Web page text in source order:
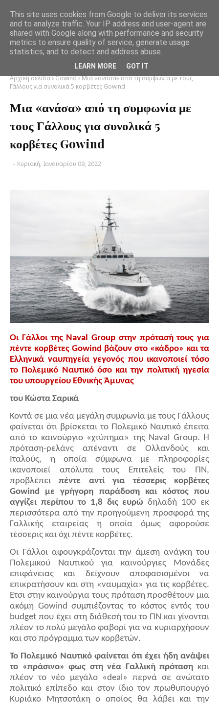
Αρχική σελίδα Gowind Μια «ανάσα» από τη συμφωνία με τους
Γάλλους για συνολικά 5 κορβέτες Gowind
Μια «ανάσα» από τη συμφωνία με
τους Γάλλους για συνολικά 5
κορβέτες Gowind
- Κυριακή, Ιανουαρίου 09, 2022
Οι Γάλλοι της Naval Group στην πρότασή τους για
πέντε κορβέτες Gowind βάζουν στο «κάδρο» και τα
Ελληνικά ναυπηγεία γεγονός που ικανοποιεί τόσο
το Πολεμικό Ναυτικό όσο και την πολιτική ηγεσία
του υπουργείου Εθνικής Άμυνας
του Κώστα Σαρικά
Κοντά σε μια νέα μεγάλη συμφωνία με τους Γάλλους
φαίνεται ότι βρίσκεται το Πολεμικό Ναυτικό έπειτα
από το καινούργιο «χτύπημα» της Naval Group. Η
πρόταση-ρελάνς απέναντι σε Ολλανδούς και
Ιταλούς, η οποία σύμφωνα με πληροφορίες
ικανοποιεί απόλυτα τους Επιτελείς του ΠΝ,
προβλέπειπέντε αντί για τέσσερις κορβέτες
Gowind με γρήγορη παράδοση και κόστος που
αγγίζει περίπου το 1,8 δις ευρώ δηλαδή 100 εκ
περισσότερα από την προηγούμενη προσφορά της
Γαλλικής εταιρείας η οποία όμως αφορούσε
τέσσερις και όχι πέντε κορβέτες.
Οι Γάλλοι αφουγκράζονται την άμεση ανάγκη του
Πολεμικού Ναυτικού για καινούργιες Μονάδες
επιφάνειας και δείχνουν αποφασισμένοι να
επικρατήσουν και στη «ναυμαχία» για τις κορβέτες.
Έτσι στην καινούργια τους πρόταση προσθέτουν μια
ακόμη Gowind συμπιέζοντας το κόστος εντός του
budget που έχει στη διάθεσή του το ΠΝ και γίνονται
πλέον το πολύ μεγάλο φαβορί για να κυριαρχήσουν
και στο πρόγραμμα των κορβετών.
Το Πολεμικό Ναυτικό φαίνεται ότι έχει ήδη ανάψει
το «πράσινο» φως στη νέα Γαλλική πρόταση και
πλέον το νέο μεγάλο «deal» περνά σε ανώτατο
πολιτικό επίπεδο και στον ίδιο τον πρωθυπουργό
Κυριάκο Μητσοτάκη ο οποίος θα λάβει και την
This site uses cookies from Google to deliver its services
and to analyze traffic. Your IP address and user-agent are
shared with Google along with performance and security
metrics to ensure quality of service, generate usage
statistics, and to detect and address abuse.
LEARN MORE GOT IT